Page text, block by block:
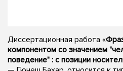
Диссертационная работа «
компонентом со значением
поведение" : с позиции